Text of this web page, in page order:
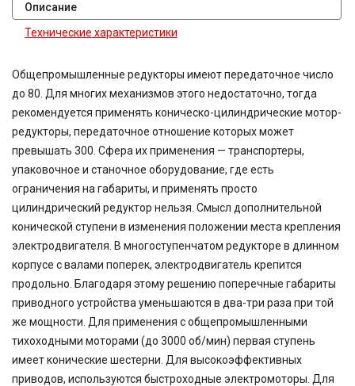
Описание
Технические характеристики
Общепромышленные редукторы имеют передаточное число
до 80. Для многих механизмов этого недостаточно, тогда
рекомендуется применять коническо-цилиндрические мотор-
редукторы, передаточное отношение которых может
превышать 300. Сфера их применения — транспортеры,
упаковочное и станочное оборудование, где есть
ограничения на габариты, и применять просто
цилиндрический редуктор нельзя. Смысл дополнительной
конической ступени в изменения положении места крепления
электродвигателя. В многоступенчатом редукторе в длинном
корпусе с валами поперек, электродвигатель крепится
продольно. Благодаря этому решению поперечные габариты
приводного устройства уменьшаются в два-три раза при той
же мощности. Для применения с общепромышленными
тихоходными моторами (до 3000 об/мин) первая ступень
имеет конические шестерни. Для высокоэффективных
приводов, используются быстроходные электромоторы. Для